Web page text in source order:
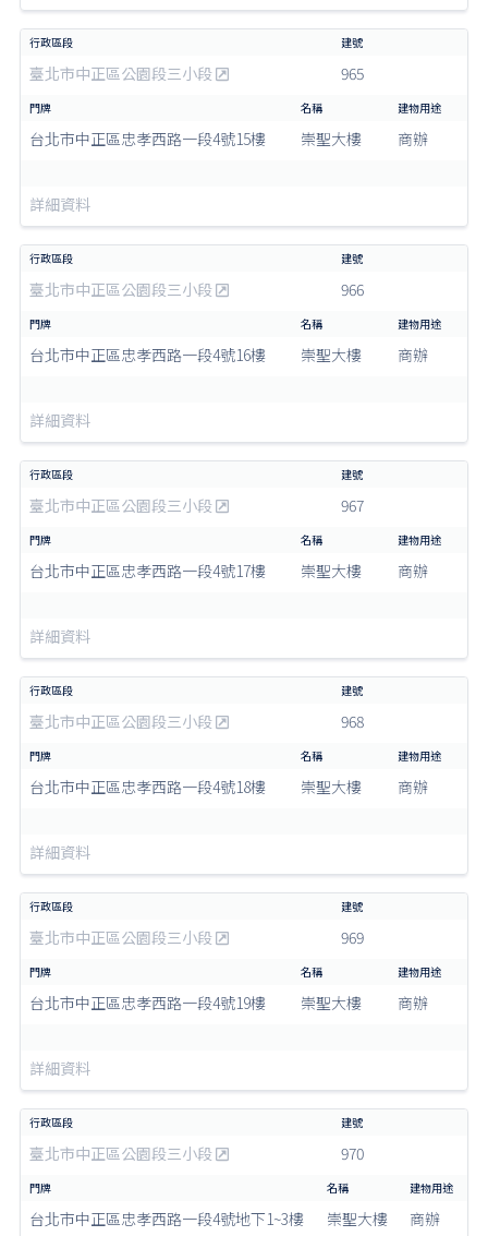
臺北市中正區公園段三小段 965
台北市中正區忠孝西路一段4號15樓 崇聖大樓 商辦
詳細資料
臺北市中正區公園段三小段 966
台北市中正區忠孝西路一段4號16樓 崇聖大樓 商辦
詳細資料
臺北市中正區公園段三小段 967
台北市中正區忠孝西路一段4號17樓 崇聖大樓 商辦
詳細資料
臺北市中正區公園段三小段 968
台北市中正區忠孝西路一段4號18樓 崇聖大樓 商辦
詳細資料
臺北市中正區公園段三小段 969
台北市中正區忠孝西路一段4號19樓 崇聖大樓 商辦
詳細資料
臺北市中正區公園段三小段 970
台北市中正區忠孝西路一段4號地下1~3樓 崇聖大樓 商辦